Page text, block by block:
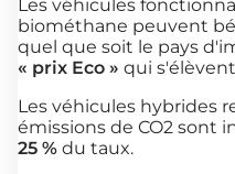
Les véhicules
biométhane peuvent
quel que soit le pays
« prix Eco » qui
Les véhicules hybrides
émissions de CO2 sont
25 % du taux.